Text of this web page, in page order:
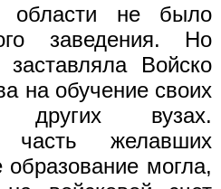
не было
заведения. Но
Войско
на обучение своих
других вузах.
часть желавших
могла,